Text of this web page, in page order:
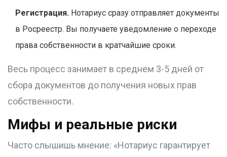
Регистрация. Нотариус сразу отправляет документы
в Росреестр. Вы получаете уведомление о переходе
права собственности в кратчайшие сроки.
Весь процесс занимает в среднем 3-5 дней от
сбора документов до получения новых прав
собственности.
Мифы и реальные риски
Часто слышишь мнение: «Нотариус гарантирует